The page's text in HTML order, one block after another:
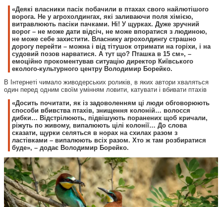
«Деякі власники пасік побачили в птахах свого найлютішого
ворога. Не у агрохолдингах, які заливаючи поля хімією,
витравлюють пасіки пачками. Ні! У щурках. Дуже зручний
ворог – не може дати відсіч, не може впоратися з людиною,
не може себе захистити. Власнику агрохолдингу страшно
дорогу перейти – можна і від тітушок отримати на горіхи, і на
судовий позов нарватися. А тут що? Пташка в 15 см», –
емоційно прокоментував ситуацію директор Київського
еколого-культурного центру Володимир Борейко.
В Інтернеті чимало живодерських роликів, в яких автори хваляться
один перед одним своїм умінням ловити, катувати і вбивати птахів
«Досить почитати, як із задоволенням ці люди обговорюють
способи вбивства птахів, знищення колоній… волосся
дибки… Відстрілюють, підвішують поранених щоб кричали,
ріжуть по живому, випалюють цілі колонії… До слова
сказати, щурки селяться в норах на схилах разом з
ластівками – випалюють всіх разом. Хто ж там розбиратися
буде», – додає Володимир Борейко.